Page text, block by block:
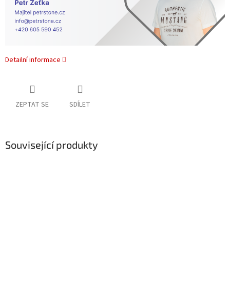
Detailní informace
ZEPTAT SE SDÍLET
Související produkty